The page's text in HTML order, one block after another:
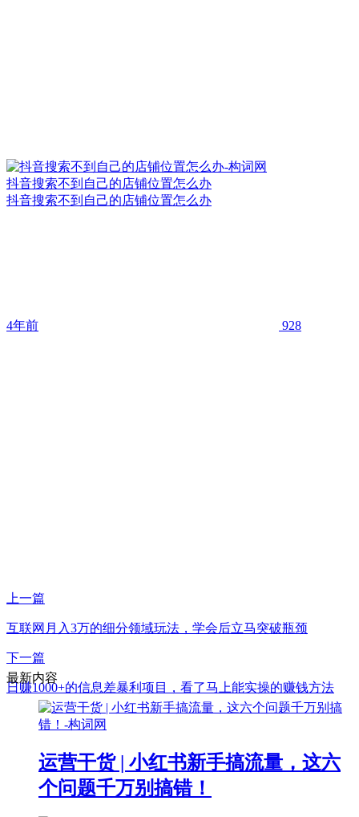
抖音搜索不到自己的店铺位置怎么办
抖音搜索不到自己的店铺位置怎么办
4年前 928
上一篇
互联网月入3万的细分领域玩法，学会后立马突破瓶颈
下一篇
日赚1000+的信息差暴利项目，看了马上能实操的赚钱方法
最新内容
运营干货 | 小红书新手搞流量，这六
个问题千万别搞错！